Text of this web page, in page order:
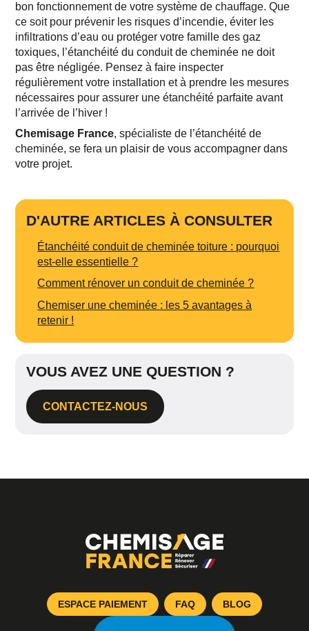
D'AUTRE ARTICLES À CONSULTER
Étanchéité conduit de cheminée toiture : pourquoi
est-elle essentielle ?
Comment rénover un conduit de cheminée ?
Chemiser une cheminée : les 5 avantages à
retenir !
VOUS AVEZ UNE QUESTION ?
CONTACTEZ-NOUS
bon fonctionnement de votre système de chauffage. Que
ce soit pour prévenir les risques d’incendie, éviter les
infiltrations d’eau ou protéger votre famille des gaz
toxiques, l’étanchéité du conduit de cheminée ne doit
pas être négligée. Pensez à faire inspecter
régulièrement votre installation et à prendre les mesures
nécessaires pour assurer une étanchéité parfaite avant
l’arrivée de l’hiver !
Chemisage France, spécialiste de l’étanchéité de
cheminée, se fera un plaisir de vous accompagner dans
votre projet.
ESPACE PAIEMENT FAQ BLOG